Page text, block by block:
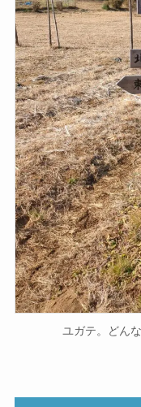
ユガテ。どん